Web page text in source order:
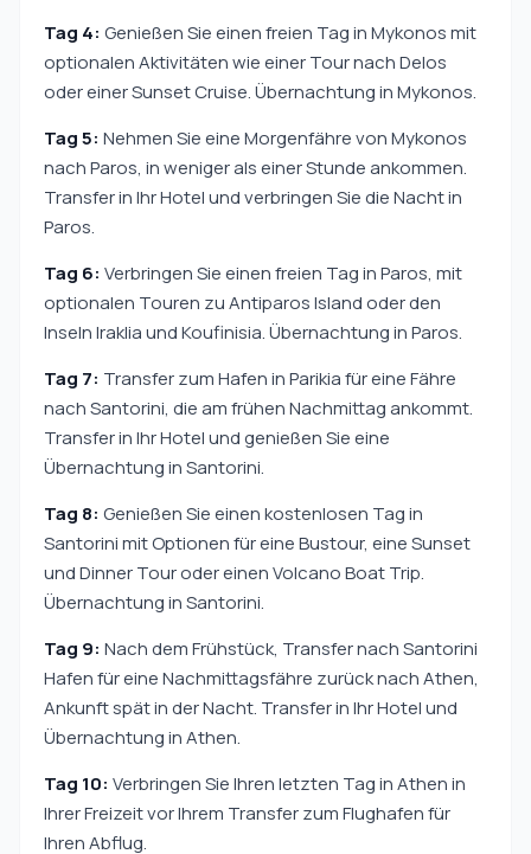
Tag 4: Genießen Sie einen freien Tag in Mykonos mit
optionalen Aktivitäten wie einer Tour nach Delos
oder einer Sunset Cruise. Übernachtung in Mykonos.
Tag 5: Nehmen Sie eine Morgenfähre von Mykonos
nach Paros, in weniger als einer Stunde ankommen.
Transfer in Ihr Hotel und verbringen Sie die Nacht in
Paros.
Tag 6: Verbringen Sie einen freien Tag in Paros, mit
optionalen Touren zu Antiparos Island oder den
Inseln Iraklia und Koufinisia. Übernachtung in Paros.
Tag 7: Transfer zum Hafen in Parikia für eine Fähre
nach Santorini, die am frühen Nachmittag ankommt.
Transfer in Ihr Hotel und genießen Sie eine
Übernachtung in Santorini.
Tag 8: Genießen Sie einen kostenlosen Tag in
Santorini mit Optionen für eine Bustour, eine Sunset
und Dinner Tour oder einen Volcano Boat Trip.
Übernachtung in Santorini.
Tag 9: Nach dem Frühstück, Transfer nach Santorini
Hafen für eine Nachmittagsfähre zurück nach Athen,
Ankunft spät in der Nacht. Transfer in Ihr Hotel und
Übernachtung in Athen.
Tag 10: Verbringen Sie Ihren letzten Tag in Athen in
Ihrer Freizeit vor Ihrem Transfer zum Flughafen für
Ihren Abflug.